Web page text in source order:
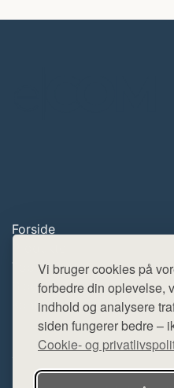
Vi bruger cookies på
forbedre din oplevelse,
indhold og analysere
siden fungerer bedre –
Cookie- og
Forside
Top Rabatter
Blog
Kontakt